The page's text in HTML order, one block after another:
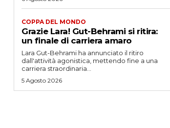
COPPA DEL MONDO
Grazie Lara! Gut-Behrami si ritira:
un finale di carriera amaro
Lara Gut-Behrami ha annunciato il ritiro
dall'attività agonistica, mettendo fine a una
carriera straordinaria...
5 Agosto 2026